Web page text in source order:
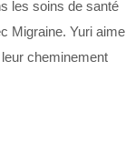
les soins de santé
Migraine. Yuri aime
cheminement